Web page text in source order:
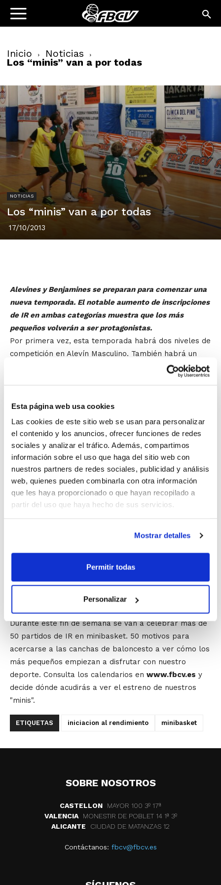
Esta página web usa cookies
Las cookies de este sitio web se usan para personalizar
el contenido y los anuncios, ofrecer funciones de redes
sociales y analizar el tráfico. Además, compartimos
información sobre el uso que haga del sitio web con
nuestros partners de redes sociales, publicidad y análisis
web, quienes pueden combinarla con otra información
que les haya proporcionado o que hayan recopilado a
partir del uso que haya hecho de sus servicios.
Mostrar detalles
Permitir todas
Personalizar
Inicio Noticias
Los “minis” van a por todas
NOTICIAS
Los “minis” van a por todas
17/10/2013
Alevines y Benjamines se preparan para comenzar una
nueva temporada. El notable aumento de inscripciones
de IR en ambas categorías muestra que los más
pequeños volverán a ser protagonistas.
Por primera vez, esta temporada habrá dos niveles de
competición en Alevín Masculino. También habrá un
importante número de equipos femeninos y otros
muchos en categoría Benjamín, lo que evidencia queel
gozando de muy buena salud
Cada vez son más los pequeños que tienen la ilusión
de aprender y divertirse con nuestro deporte, y la
competición deIniciación al Rendimiento les aporta
todas las herramientas para que su sueño se convierta
en realidad. Árbitro y oficial de mesa en todos los
encuentros, resultados y clasificaciones actualizadas al
minuto, competición perfectamente estructurada tanto
geográfica,…. En definitiva, una competición diseñada
integrada por entrenadores, directivos, clubes,
árbitros, oficiales de mesa, aficionados, y por su
puesto los propios jugadores.
Durante este fin de semana se van a celebrar más de
50 partidos de IR en minibasket. 50 motivos para
acercarse a las canchas de baloncesto a ver cómo los
más pequeños empiezan a disfrutar con nuestro
deporte. Consulta los calendarios en www.fbcv.es y
decide dónde acudirás a ver el estreno de nuestros
"minis".
ETIQUETAS iniciacion al rendimiento minibasket
SOBRE NOSOTROS
CASTELLON
MAYOR 100 3º 17ª
VALENCIA
MONESTIR DE POBLET 14 1ª 3º
ALICANTE
CIUDAD DE MATANZAS 12
Contáctanos: fbcv@fbcv.es